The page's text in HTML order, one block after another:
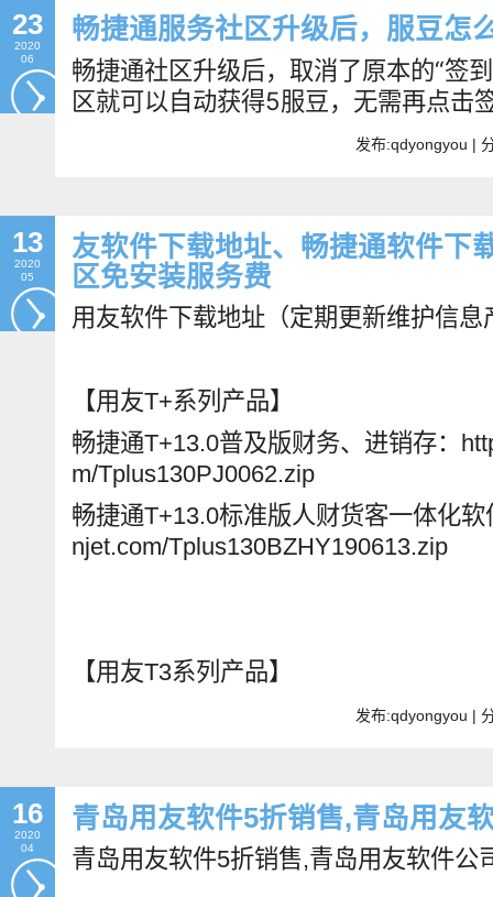
23
2020
06
畅捷通服务社区升级后，服豆怎
畅捷通社区升级后，取消了原本的“签
区就可以自动获得5服豆，无需再点击
发布:qdyongyou |
13
2020
05
友软件下载地址、畅捷通软件下
区免安装服务费
用友软件下载地址（定期更新维护信息
【用友T+系列产品】
畅捷通T+13.0普及版财务、进销存：
m/Tplus130PJ0062.zip
畅捷通T+13.0标准版人财货客一体化
njet.com/Tplus130BZHY190613.zip
【用友T3系列产品】
发布:qdyongyou |
16
2020
04
青岛用友软件5折销售,青岛用友
青岛用友软件5折销售,青岛用友软件公